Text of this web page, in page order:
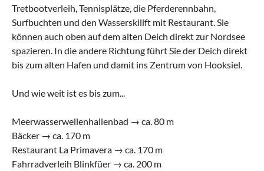
Tretbootverleih, Tennisplätze, die Pferderennbahn,
Surfbuchten und den Wasserskilift mit Restaurant. Sie
können auch oben auf dem alten Deich direkt zur Nordsee
spazieren. In die andere Richtung führt Sie der Deich direkt
bis zum alten Hafen und damit ins Zentrum von Hooksiel.
Und wie weit ist es bis zum...
Meerwasserwellenhallenbad → ca. 80 m
Bäcker → ca. 170 m
Restaurant La Primavera → ca. 170 m
Fahrradverleih Blinkfüer → ca. 200 m